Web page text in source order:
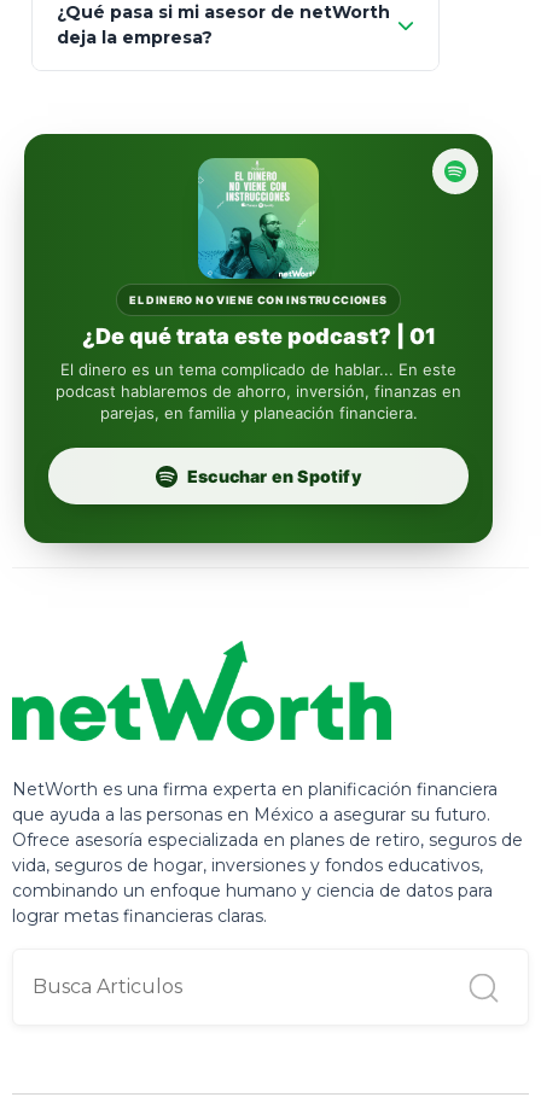
NetWorth es una firma experta en planificación financiera
que ayuda a las personas en México a asegurar su futuro.
Ofrece asesoría especializada en planes de retiro, seguros de
vida, seguros de hogar, inversiones y fondos educativos,
combinando un enfoque humano y ciencia de datos para
lograr metas financieras claras.
Fintual
Principal
Sura
Insignia Life
Profuturo
totalmente
libres de impuestos
¿Qué pasa si mi asesor de netWorth
deja la empresa?
automáticamente
EL DINERO NO VIENE CON INSTRUCCIONES
¿De qué trata este podcast? | 01
El dinero es un tema complicado de hablar... En este
podcast hablaremos de ahorro, inversión, finanzas en
parejas, en familia y planeación financiera.
Escuchar en Spotify